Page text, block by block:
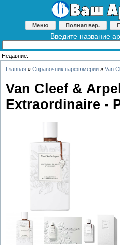
Меню Полная вер.
Введите название
Недавние:
Главная » Справочник парфюмерии » Van
Van Cleef &
Extraordinaire -